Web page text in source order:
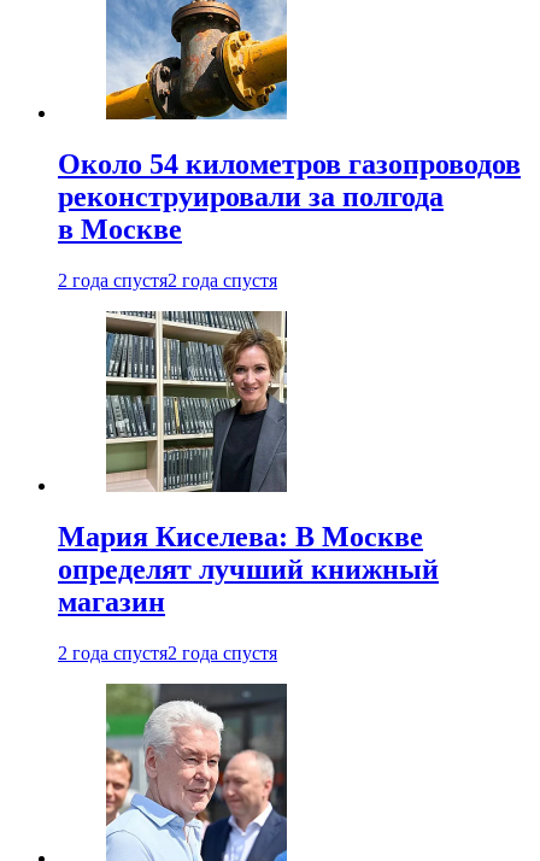
Около 54 километров газопроводов
реконструировали за полгода
в Москве
2 года спустя2 года спустя
Мария Киселева: В Москве
определят лучший книжный
магазин
2 года спустя2 года спустя